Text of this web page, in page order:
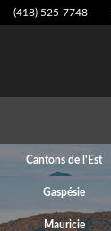
(418) 525-7748
Cantons de l'Est
Gaspésie
Mauricie